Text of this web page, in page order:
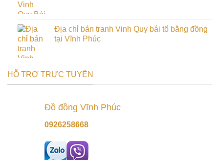
Địa chỉ bán tranh Vinh Quy bái tổ bằng đồng
tại Vĩnh Phúc
HỖ TRỢ TRỰC TUYẾN
Đồ đồng Vĩnh Phúc
0926258668